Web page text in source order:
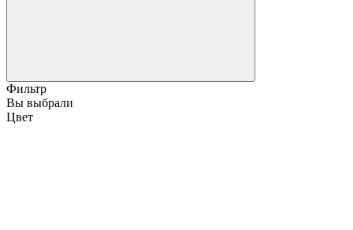
Фильтр
Вы выбрали
Цвет